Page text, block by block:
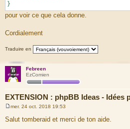
}
pour voir ce que cela donne.
Cordialement
Traduire en
Febreen
EzComien
EXTENSION : phpBB Ideas - Idées
e
s
mer. 24 oct. 2018 19:53
Salut tomberaid et merci de ton aide.